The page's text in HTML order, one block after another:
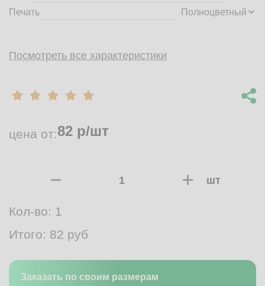
Печать
Посмотреть все характеристики
цена от:82 р/шт
шт
Кол-во: 1
Итого: 82 руб
Заказать по своим размерам